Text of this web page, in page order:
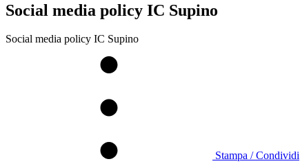
Social media policy IC Supino
Social media policy IC Supino
Stampa / Condividi